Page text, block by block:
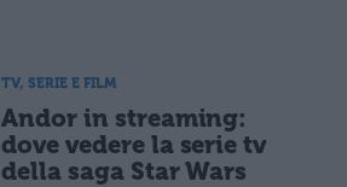
TV, SERIE E FILM
Andor in streaming:
dove vedere la serie tv
della saga Star Wars